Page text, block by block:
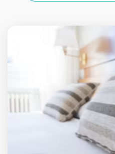
Hospedagem